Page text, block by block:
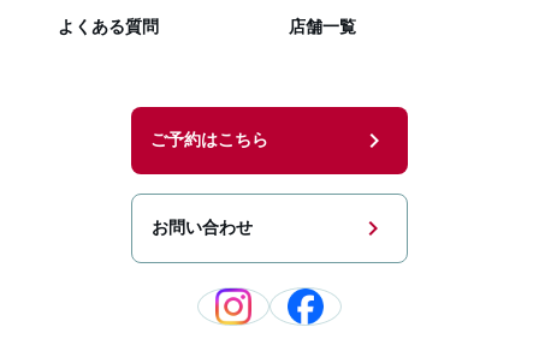
よくある質問 店舗一覧
ご予約はこちら chevron_right
お問い合わせ chevron_right